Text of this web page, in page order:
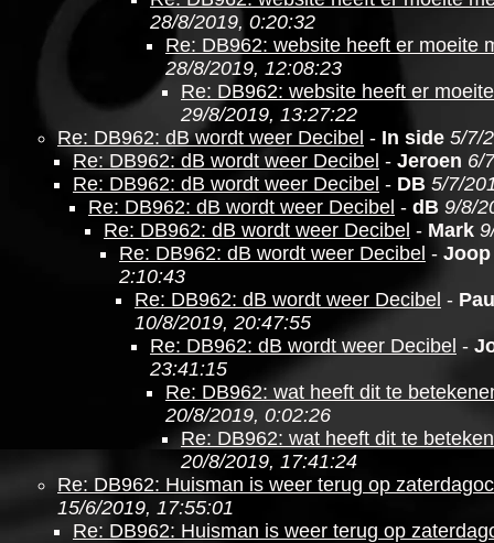
28/8/2019, 0:20:32
Re: DB962: website heeft er moeite
28/8/2019, 12:08:23
Re: DB962: website heeft er
29/8/2019, 13:27:22
Re: DB962: dB wordt weer Decibel - In side 5/7/
Re: DB962: dB wordt weer Decibel - Jeroen 6/
Re: DB962: dB wordt weer Decibel - DB 5/7/
Re: DB962: dB wordt weer Decibel - dB 9/8/
Re: DB962: dB wordt weer Decibel - Mark
Re: DB962: dB wordt weer Decibel - Joop
2:10:43
Re: DB962: dB wordt weer Decibel -
10/8/2019, 20:47:55
Re: DB962: dB wordt weer Decibel -
23:41:15
Re: DB962: wat heeft dit te
20/8/2019, 0:02:26
Re: DB962: wat heeft dit te
20/8/2019, 17:41:24
Re: DB962: Huisman is weer terug op
15/6/2019, 17:55:01
Re: DB962: Huisman is weer terug op